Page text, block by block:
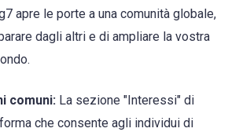
apre le porte a una comunità globale,
dagli altri e di ampliare la vostra
comuni: La sezione "Interessi" di
che consente agli individui di